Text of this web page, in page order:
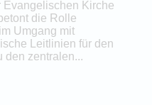
Evangelischen Kirche
die Rolle
Umgang mit
Leitlinien für den
den zentralen...